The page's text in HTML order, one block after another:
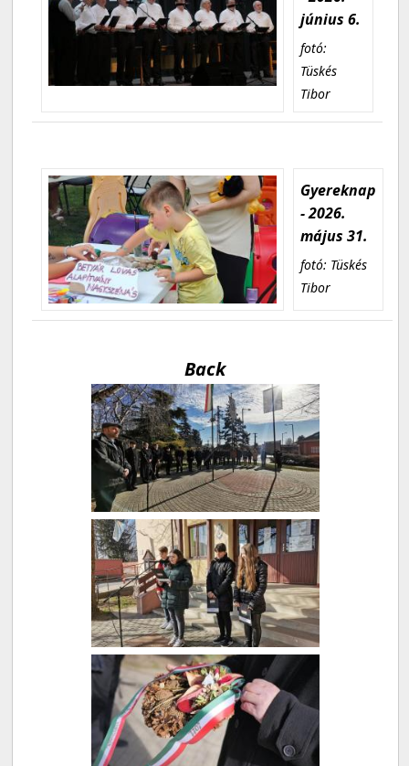
június 6.
fotó:
Tüskés
Tibor
Gyereknap
- 2026.
május 31.
fotó: Tüskés
Tibor
Back